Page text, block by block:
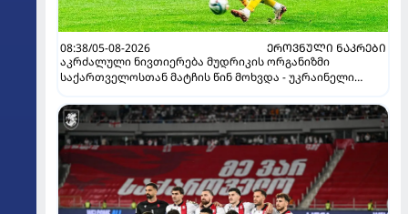
08:38/05-08-2026
ᲔᲠᲝᲕᲜᲣᲚᲘ ᲜᲐᲙᲠᲔᲑᲘ
აკრძალული ნივთიერება მუდრიკის ორგანიზმი
საქართველოსთან მატჩის წინ მოხვდა - უკრაინელი
ინფორმაციას ავრცელებს